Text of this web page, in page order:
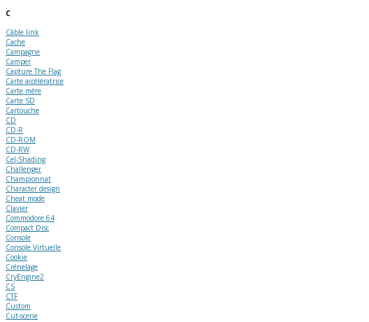
C
Câble link
Cache
Campagne
Camper
Capture The Flag
Carte accélératrice
Carte mère
Carte SD
Cartouche
CD
CD-R
CD-ROM
CD-RW
Cel-Shading
Challenger
Championnat
Character design
Cheat mode
Clavier
Commodore 64
Compact Disc
Console
Console Virtuelle
Cookie
Crénelage
CryEngine2
CS
CTF
Custom
Cut-scene